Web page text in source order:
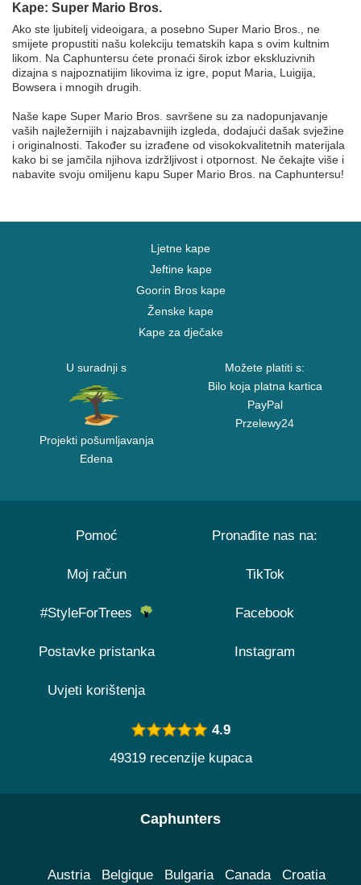
Kape: Super Mario Bros.
Ako ste ljubitelj videoigara, a posebno Super Mario Bros., ne
smijete propustiti našu kolekciju tematskih kapa s ovim kultnim
likom. Na Caphuntersu ćete pronaći širok izbor ekskluzivnih
dizajna s najpoznatijim likovima iz igre, poput Maria, Luigija,
Bowsera i mnogih drugih.
Naše kape Super Mario Bros. savršene su za nadopunjavanje
vaših najležernijih i najzabavnijih izgleda, dodajući dašak svježine
i originalnosti. Također su izrađene od visokokvalitetnih materijala
kako bi se jamčila njihova izdržljivost i otpornost. Ne čekajte više i
nabavite svoju omiljenu kapu Super Mario Bros. na Caphuntersu!
Ljetne kape
Jeftine kape
Goorin Bros kape
Ženske kape
Kape za dječake
U suradnji s
Projekti pošumljavanja
Edena
Možete platiti s:
Bilo koja platna kartica
PayPal
Przelewy24
Pomoć
Moj račun
#StyleForTrees
Postavke pristanka
Uvjeti korištenja
Pronađite nas na:
TikTok
Facebook
Instagram
4.9
49319 recenzije kupaca
Caphunters
Austria Belgique Bulgaria Canada Croatia